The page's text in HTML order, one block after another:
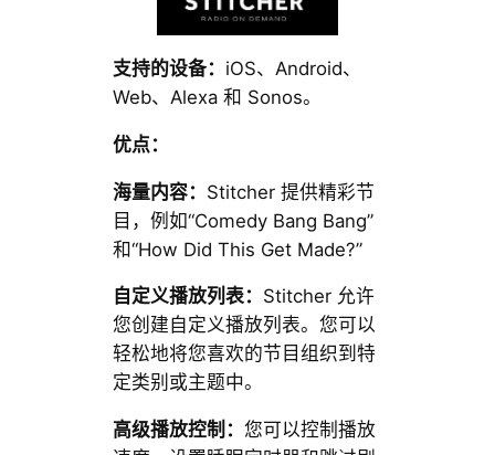
支持的设备： iOS、Android、
Web、Alexa 和 Sonos。
优点：
海量内容： Stitcher 提供精彩节
目，例如“Comedy Bang Bang”
和“How Did This Get Made?”
自定义播放列表： Stitcher 允许
您创建自定义播放列表。您可以
轻松地将您喜欢的节目组织到特
定类别或主题中。
高级播放控制： 您可以控制播放